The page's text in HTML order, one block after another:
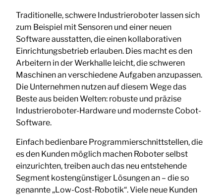
Traditionelle, schwere Industrieroboter lassen sich
zum Beispiel mit Sensoren und einer neuen
Software ausstatten, die einen kollaborativen
Einrichtungsbetrieb erlauben. Dies macht es den
Arbeitern in der Werkhalle leicht, die schweren
Maschinen an verschiedene Aufgaben anzupassen.
Die Unternehmen nutzen auf diesem Wege das
Beste aus beiden Welten: robuste und präzise
Industrieroboter-Hardware und modernste Cobot-
Software.
Einfach bedienbare Programmierschnittstellen, die
es den Kunden möglich machen Roboter selbst
einzurichten, treiben auch das neu entstehende
Segment kostengünstiger Lösungen an – die so
genannte „Low-Cost-Robotik“. Viele neue Kunden